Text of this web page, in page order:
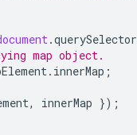
.querySelector
map object.
. innerMap ;
, innerMap });